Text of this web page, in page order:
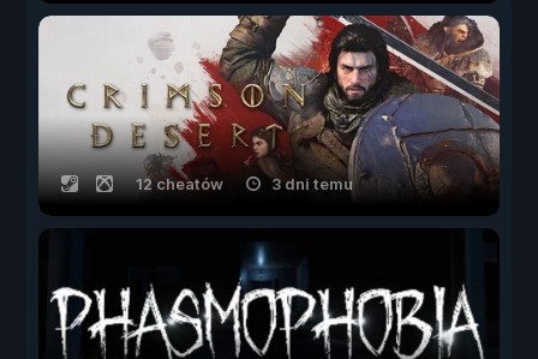
12 cheatów 3 dni temu